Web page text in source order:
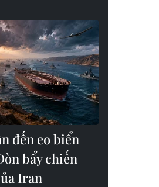
đến eo biển
bẩy chiến
Iran